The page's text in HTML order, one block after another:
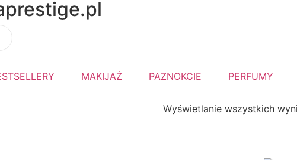
Wysyłka tego samego dnia -
MAKIJAŻ PAZNOKCIE PERFUMY
Wyświetlanie wszystkich